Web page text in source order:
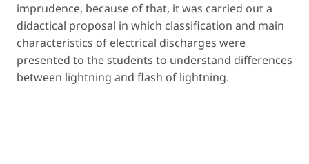
imprudence, because of that, it was carried out a
didactical proposal in which classification and main
characteristics of electrical discharges were
presented to the students to understand differences
between lightning and flash of lightning.